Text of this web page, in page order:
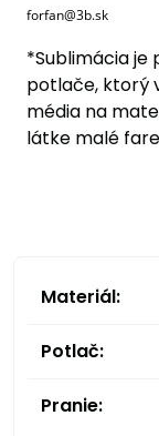
forfan@3b.sk
*Sublimácia je
potlače, ktorý
média na
látke malé
Materiál:
Potlač:
Pranie: